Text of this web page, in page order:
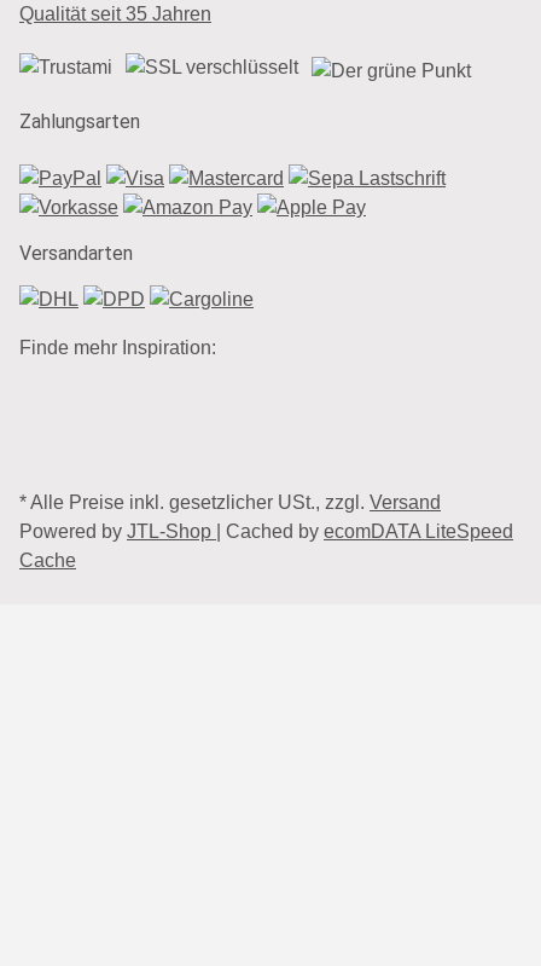
Qualität seit 35 Jahren
Zahlungsarten
Versandarten
Finde mehr Inspiration:
* Alle Preise inkl. gesetzlicher USt., zzgl. Versand
Powered by JTL-Shop | Cached by ecomDATA LiteSpeed
Cache